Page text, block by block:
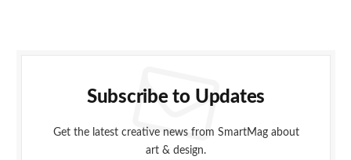
Subscribe to Updates
Get the latest creative news from SmartMag about
art & design.